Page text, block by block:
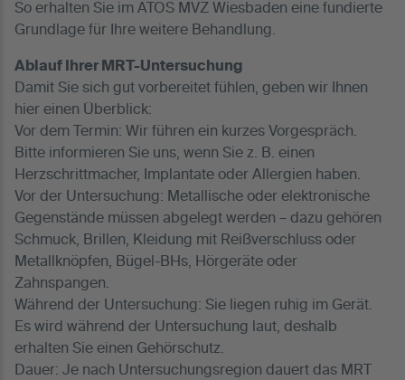
So erhalten Sie im ATOS MVZ Wiesbaden eine fundierte
Grundlage für Ihre weitere Behandlung.
Ablauf Ihrer MRT-Untersuchung
Damit Sie sich gut vorbereitet fühlen, geben wir Ihnen
hier einen Überblick:
Vor dem Termin: Wir führen ein kurzes Vorgespräch.
Bitte informieren Sie uns, wenn Sie z. B. einen
Herzschrittmacher, Implantate oder Allergien haben.
Vor der Untersuchung: Metallische oder elektronische
Gegenstände müssen abgelegt werden – dazu gehören
Schmuck, Brillen, Kleidung mit Reißverschluss oder
Metallknöpfen, Bügel-BHs, Hörgeräte oder
Zahnspangen.
Während der Untersuchung: Sie liegen ruhig im Gerät.
Es wird während der Untersuchung laut, deshalb
erhalten Sie einen Gehörschutz.
Dauer: Je nach Untersuchungsregion dauert das MRT